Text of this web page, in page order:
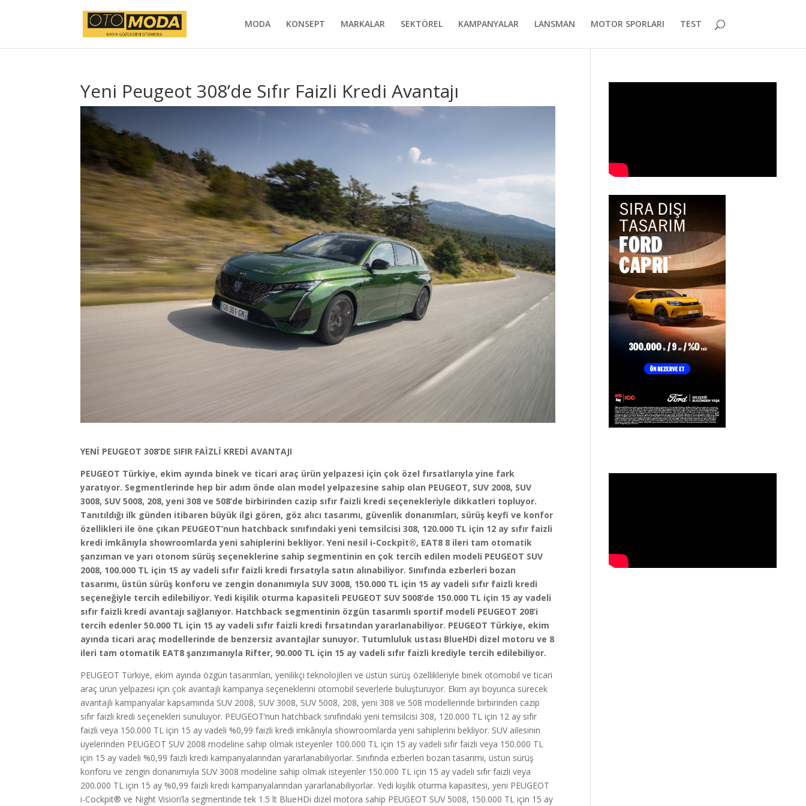
MODA KONSEPT MARKALAR SEKTÖREL KAMPANYALAR LANSMAN MOTOR SPORLARI TEST
Yeni Peugeot 308’de Sıfır Faizli Kredi Avantajı
YENİ PEUGEOT 308’DE SIFIR FAİZLİ KREDİ AVANTAJI
PEUGEOT Türkiye, ekim ayında binek ve ticari araç ürün yelpazesi için çok özel fırsatlarıyla yine fark
yaratıyor. Segmentlerinde hep bir adım önde olan model yelpazesine sahip olan PEUGEOT, SUV 2008, SUV
3008, SUV 5008, 208, yeni 308 ve 508’de birbirinden cazip sıfır faizli kredi seçenekleriyle dikkatleri topluyor.
Tanıtıldığı ilk günden itibaren büyük ilgi gören, göz alıcı tasarımı, güvenlik donanımları, sürüş keyfi ve konfor
özellikleri ile öne çıkan PEUGEOT’nun hatchback sınıfındaki yeni temsilcisi 308, 120.000 TL için 12 ay sıfır faizli
kredi imkânıyla showroomlarda yeni sahiplerini bekliyor.Yeni nesil i-Cockpit®, EAT8 8 ileri tam otomatik
şanzıman ve yarı otonom sürüş seçeneklerine sahip segmentinin en çok tercih edilen modeli PEUGEOT SUV
2008, 100.000 TL için 15 ay vadeli sıfır faizli kredi fırsatıyla satın alınabiliyor. Sınıfında ezberleri bozan
tasarımı, üstün sürüş konforu ve zengin donanımıyla SUV 3008, 150.000 TL için 15 ay vadeli sıfır faizli kredi
seçeneğiyle tercih edilebiliyor. Yedi kişilik oturma kapasiteli PEUGEOT SUV 5008’de 150.000 TL için 15 ay vadeli
sıfır faizli kredi avantajı sağlanıyor. Hatchback segmentinin özgün tasarımlı sportif modeli PEUGEOT 208’i
tercih edenler 50.000 TL için 15 ay vadeli sıfır faizli kredi fırsatından yararlanabiliyor. PEUGEOT Türkiye, ekim
ayında ticari araç modellerinde de benzersiz avantajlar sunuyor. Tutumluluk ustası BlueHDi dizel motoru ve 8
ileri tam otomatik EAT8 şanzımanıyla Rifter, 90.000 TL için 15 ay vadeli sıfır faizli krediyle tercih edilebiliyor.
PEUGEOT Türkiye, ekim ayında özgün tasarımları, yenilikçi teknolojileri ve üstün sürüş özellikleriyle binek otomobil ve ticari
araç ürün yelpazesi için çok avantajlı kampanya seçeneklerini otomobil severlerle buluşturuyor. Ekim ayı boyunca sürecek
avantajlı kampanyalar kapsamında SUV 2008, SUV 3008, SUV 5008, 208, yeni 308 ve 508 modellerinde birbirinden cazip
sıfır faizli kredi seçenekleri sunuluyor. PEUGEOT’nun hatchback sınıfındaki yeni temsilcisi 308, 120.000 TL için 12 ay sıfır
faizli veya 150.000 TL için 15 ay vadeli %0,99 faizli kredi imkânıyla showroomlarda yeni sahiplerini bekliyor. SUV ailesinin
üyelerinden PEUGEOT SUV 2008 modeline sahip olmak isteyenler 100.000 TL için 15 ay vadeli sıfır faizli veya 150.000 TL
için 15 ay vadeli %0,99 faizli kredi kampanyalarından yararlanabiliyorlar. Sınıfında ezberleri bozan tasarımı, üstün sürüş
konforu ve zengin donanımıyla SUV 3008 modeline sahip olmak isteyenler 150.000 TL için 15 ay vadeli sıfır faizli veya
200.000 TL için 15 ay %0,99 faizli kredi kampanyalarından yararlanabiliyorlar. Yedi kişilik oturma kapasitesi, yeni PEUGEOT
i-Cockpit® ve Night Vision’la segmentinde tek 1.5 lt BlueHDi dizel motora sahip PEUGEOT SUV 5008, 150.000 TL için 15 ay